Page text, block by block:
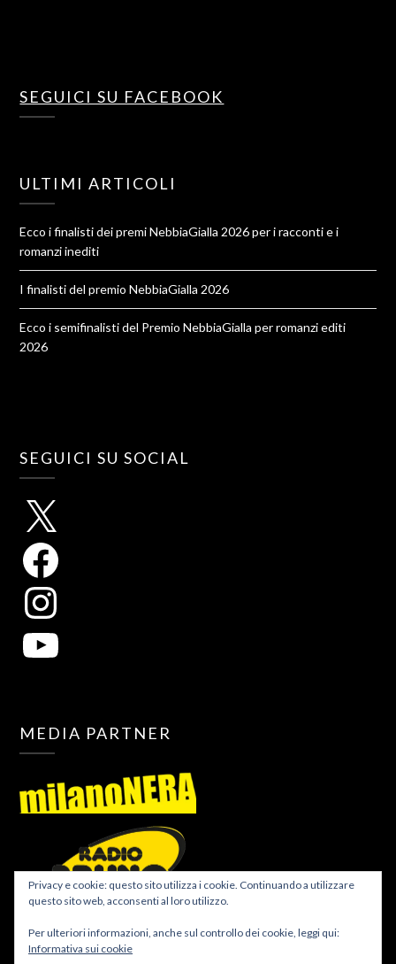
SEGUICI SU FACEBOOK
ULTIMI ARTICOLI
Ecco i finalisti dei premi NebbiaGialla 2026 per i racconti e i
romanzi inediti
I finalisti del premio NebbiaGialla 2026
Ecco i semifinalisti del Premio NebbiaGialla per romanzi editi
2026
SEGUICI SU SOCIAL
MEDIA PARTNER
Privacy e cookie: questo sito utilizza i cookie. Continuando a utilizzare
questo sito web, acconsenti al loro utilizzo.
Per ulteriori informazioni, anche sul controllo dei cookie, leggi qui:
Informativa sui cookie